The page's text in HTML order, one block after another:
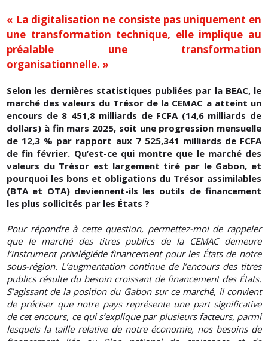
« La digitalisation ne consiste pas uniquement en
une transformation technique, elle implique au
préalable une transformation
organisationnelle. »
Selon les dernières statistiques publiées par la BEAC, le
marché des valeurs du Trésor de la CEMAC a atteint un
encours de 8 451,8 milliards de FCFA (14,6 milliards de
dollars) à fin mars 2025, soit une progression mensuelle
de 12,3 % par rapport aux 7 525,341 milliards de FCFA
de fin février. Qu’est-ce qui montre que le marché des
valeurs du Trésor est largement tiré par le Gabon, et
pourquoi les bons et obligations du Trésor assimilables
(BTA et OTA) deviennent-ils les outils de financement
les plus sollicités par les États ?
Pour répondre à cette question, permettez-moi de rappeler
que le marché des titres publics de la CEMAC demeure
l’instrument privilégiéde financement pour les États de notre
sous-région. L’augmentation continue de l’encours des titres
publics résulte du besoin croissant de financement des États.
S’agissant de la position du Gabon sur ce marché, il convient
de préciser que notre pays représente une part significative
de cet encours, ce qui s’explique par plusieurs facteurs, parmi
lesquels la taille relative de notre économie, nos besoins de